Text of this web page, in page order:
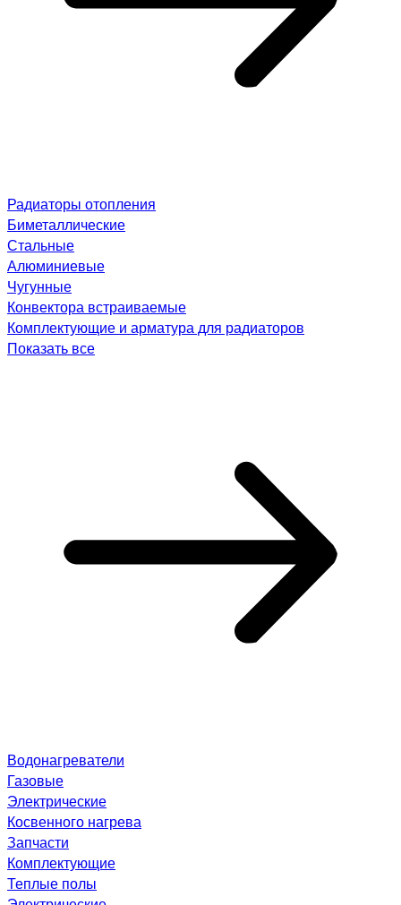
Радиаторы отопления
Биметаллические
Стальные
Алюминиевые
Чугунные
Конвектора встраиваемые
Комплектующие и арматура для радиаторов
Показать все
Водонагреватели
Газовые
Электрические
Косвенного нагрева
Запчасти
Комплектующие
Теплые полы